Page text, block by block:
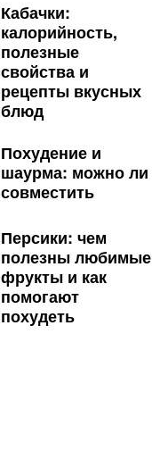
Кабачки:
калорийность,
полезные
свойства и
рецепты вкусных
блюд
Похудение и
шаурма: можно ли
совместить
Персики: чем
полезны любимые
фрукты и как
помогают
похудеть